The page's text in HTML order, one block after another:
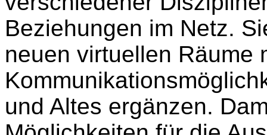
Beziehungen im Netz.
neuen virtuellen Räume
und Altes ergänzen.